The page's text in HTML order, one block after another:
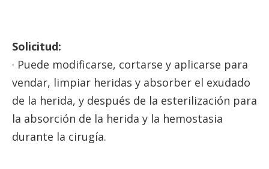
Solicitud:
· Puede modificarse, cortarse y aplicarse para
vendar, limpiar heridas y absorber el exudado
de la herida, y después de la esterilización para
la absorción de la herida y la hemostasia
durante la cirugía.